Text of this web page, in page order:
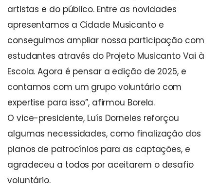
artistas e do público. Entre as novidades
apresentamos a Cidade Musicanto e
conseguimos ampliar nossa participação com
estudantes através do Projeto Musicanto Vai à
Escola. Agora é pensar a edição de 2025, e
contamos com um grupo voluntário com
expertise para isso”, afirmou Borela.
O vice-presidente, Luís Dorneles reforçou
algumas necessidades, como finalização dos
planos de patrocínios para as captações, e
agradeceu a todos por aceitarem o desafio
voluntário.